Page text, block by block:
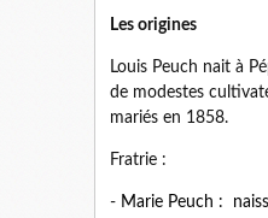
Les origines
Louis Peuch nait à
de modestes
mariés en 1858.
Fratrie :
- Marie Peuch :